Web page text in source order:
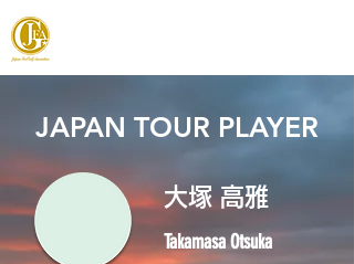
JAPAN TOUR PLAYER
大塚 高雅
Takamasa Otsuka